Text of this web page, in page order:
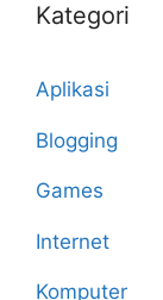
Kategori
Aplikasi
Blogging
Games
Internet
Komputer